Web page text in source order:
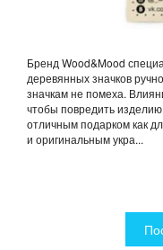
Бренд Wood&Mood
деревянных значков
значкам не помеха.
чтобы повредить
отличным подарком как
и оригинальным укра...